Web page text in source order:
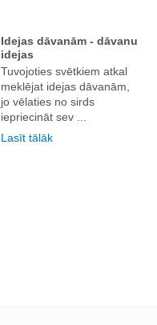
Idejas dāvanām - dāvanu
idejas
Tuvojoties svētkiem atkal
meklējat idejas dāvanām,
jo vēlaties no sirds
iepriecināt sev ...
Lasīt tālāk